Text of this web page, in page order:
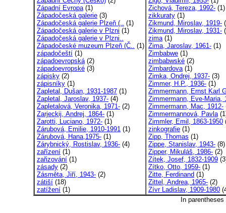
Západní Evropa(1)
Západočeská galerie (3)
Západočeská galerie Plzeň (.. (1)
Západočeská galerie v Plzni (1)
Západočeská galerie v Plzni..
Západočeské muzeum Plzeň (Č.. (1)
západočeští (1)
západoevropská(2)
západoevropské (3)
zápisky (2)
zápisníky (1)
Zapletal, Dušan, 1931-1987 (1)
Zapletal, Jaroslav, 1937- (4)
Zapletalová, Veronika, 1971- (2)
Zarjeckij, Andrej, 1864- (1)
Zarotti, Luciano, 1972- (1)
Zárubová, Emilie, 1910-1991 (1)
Zárubová, Hana,1975- (1)
Zárybnický, Rostislav, 1936- (4)
zařízení (1)
zařizování (1)
zásady (2)
Zásměta, Jiří, 1943- (2)
zátiší (18)
zatížení (1)
Zichová, Tereza, 1992- (1)
zikkuraty (1)
Zikmund, Miroslav, 1919-
Zikmund, Miroslav, 1931-
zima(1)
Zima, Jaroslav, 1961- (1)
Zimbabwe (1)
zimbabwské (2)
Zimbardova(1)
Zimka, Ondrej, 1937- (3)
Zimmer, H.P., 1936- (1)
Zimmermann, Ernst Karl
Zimmermann, Eve-Maria,
Zimmermann, Mac, 1912-
Zimmermannová, Pavla
Zimmler, Emil, 1863-1950
zinkografie (1)
Zipp, Thomas (1)
Zippe, Stanislav, 1943- (8)
Zipper, Mikuláš, 1986- (2)
Zítek, Josef, 1832-1909
Zítko, Otto, 1959- (1)
Zitte, Ferdinand (1)
Zittel, Andrea, 1965- (2)
Zívr Ladislav, 1909-1980
In